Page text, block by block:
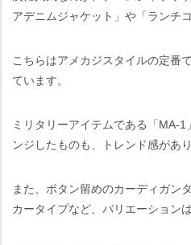
アデニムジャケット」や「ランチ
こちらはアメカジスタイルの定番
ています。
ミリタリーアイテムである「MA-
ンジしたものも、トレンド感があ
また、ボタン留めのカーディガン
カータイプなど、バリエーション